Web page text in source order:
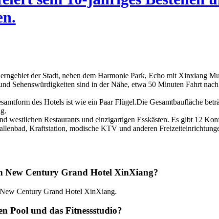
der Stadt, neben dem Harmonie Park, Echo mit Xinxiang
Sehenswürdigkeiten sind in der Nähe, etwa 50 Minuten Fahrt
des Hotels ist wie ein Paar Flügel.Die Gesamtbaufläche
westlichen Restaurants und einzigartigen Esskästen. Es gibt 12
Kraftstation, modische KTV und anderen
New Century Grand Hotel XinXiang?
Century Grand Hotel XinXiang.
Pool und das Fitnessstudio?